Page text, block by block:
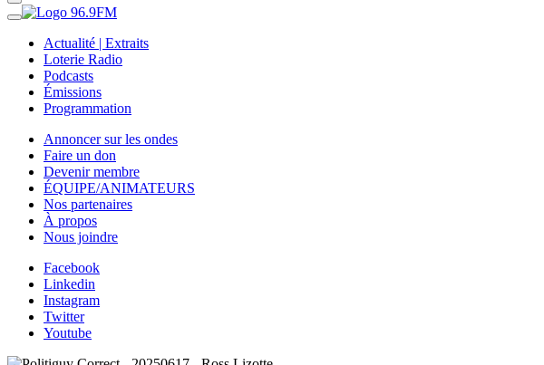
Actualité | Extraits
Loterie Radio
Podcasts
Émissions
Programmation
Annoncer sur les ondes
Faire un don
Devenir membre
ÉQUIPE/ANIMATEURS
Nos partenaires
À propos
Nous joindre
Facebook
Linkedin
Instagram
Twitter
Youtube